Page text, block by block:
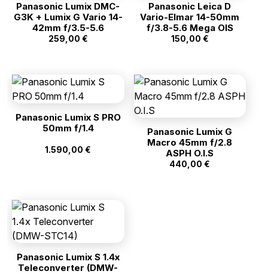
Panasonic Lumix DMC-
G3K + Lumix G Vario 14-
42mm f/3.5-5.6
259,00 €
Panasonic Leica D
Vario-Elmar 14-50mm
f/3.8-5.6 Mega OIS
150,00 €
Panasonic Lumix S PRO
50mm f/1.4
1.590,00€
Panasonic Lumix G
Macro 45mm f/2.8
ASPH O.I.S
440,00€
Panasonic Lumix S 1.4x
Teleconverter (DMW-